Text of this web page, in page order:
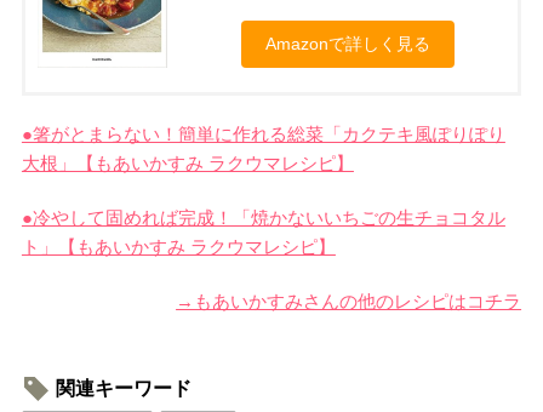
Amazonで詳しく見る
●箸がとまらない！簡単に作れる総菜「カクテキ風ぽりぽり
大根」【もあいかすみ ラクウマレシピ】
●冷やして固めれば完成！「焼かないいちごの生チョコタル
ト」【もあいかすみ ラクウマレシピ】
→もあいかすみさんの他のレシピはコチラ
関連キーワード